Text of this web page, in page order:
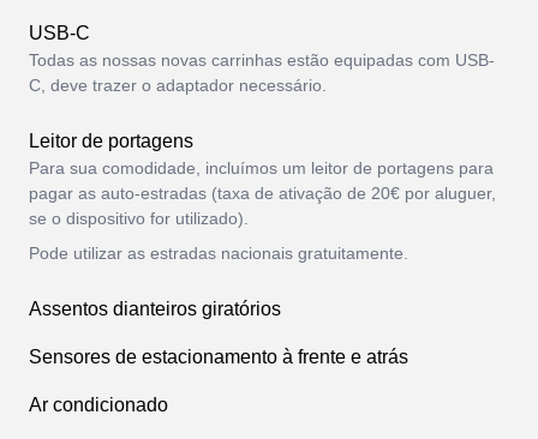
USB-C
Todas as nossas novas carrinhas estão equipadas com USB-
C, deve trazer o adaptador necessário.
Leitor de portagens
Para sua comodidade, incluímos um leitor de portagens para
pagar as auto-estradas (taxa de ativação de 20€ por aluguer,
se o dispositivo for utilizado).
Pode utilizar as estradas nacionais gratuitamente.
Assentos dianteiros giratórios
Sensores de estacionamento à frente e atrás
Ar condicionado